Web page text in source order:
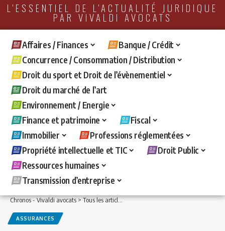
L'ESSENTIEL DE L'ACTUALITÉ JURIDIQUE
PAR VIVALDI AVOCATS
Affaires / Finances
Banque / Crédit
Concurrence / Consommation / Distribution
Droit du sport et Droit de l’évènementiel
Droit du marché de l’art
Environnement / Energie
Finance et patrimoine
Fiscal
Immobilier
Professions réglementées
Propriété intellectuelle et TIC
Droit Public
Ressources humaines
Transmission d’entreprise
Chronos - Vivaldi avocats>Tous les articles >Immobilier>Assurances>
ASSURANCES